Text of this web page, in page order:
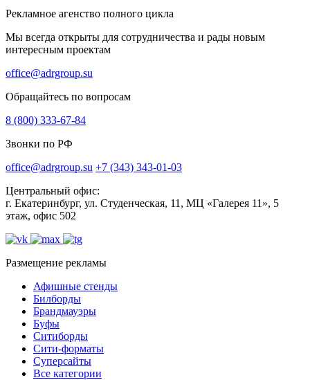
Рекламное агенство полного цикла
Мы всегда открыты для сотрудничества и рады новым
интересным проектам
office@adrgroup.su
Обращайтесь по вопросам
8 (800) 333-67-84
Звонки по РФ
office@adrgroup.su +7 (343) 343-01-03
Центральный офис:
г. Екатеринбург, ул. Студенческая, 11, МЦ «Галерея 11», 5
этаж, офис 502
Размещение рекламы
Афишные стенды
Билборды
Брандмауэры
Буфы
Ситиборды
Сити-форматы
Суперсайты
Все категории